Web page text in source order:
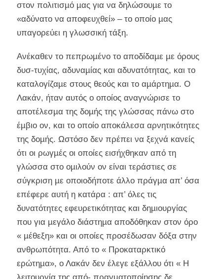
στον πολιτισµό µας για να δηλώσουµε το
«αδύνατο να αποφευχθεί» – το οποίο µας
υπαγορεύει η γλωσσική τάξη.
Ανέκαθεν το πεπρωµένο το αποδίδαµε µε όρους
δυσ-τυχίας, αδυναµίας και αδυνατότητας, και το
καταλογίζαµε στους θεούς και το αµάρτηµα. Ο
Λακάν, ήταν αυτός ο οποίος αναγνώρισε το
αποτέλεσµα της δοµής της γλώσσας πάνω στο
έµβιο ον, και το οποίο αποκάλεσα αρνητικότητες
της δοµής. Ωστόσο δεν πρέπει να ξεχνά κανείς
ότι οι ρωγµές οι οποίες εισήχθηκαν από τη
γλώσσα στο οµιλούν ον είναι τεράστιες σε
σύγκριση µε οποιοδήποτε άλλο πράγµα απ’ όσα
επέφερε αυτή η κατάρα : απ’ όλες τις
δυνατότητες εφευρετικότητας και δηµιουργίας
που για µεγάλο διάστηµα αποδόθηκαν στον όρο
« µέθεξη» και οι οποίες προσέδωσαν δόξα στην
ανθρωπότητα. Από το « Προκαταρκτικό
ερώτηµα», ο Λακάν δεν έλεγε εξάλλου ότι « Η